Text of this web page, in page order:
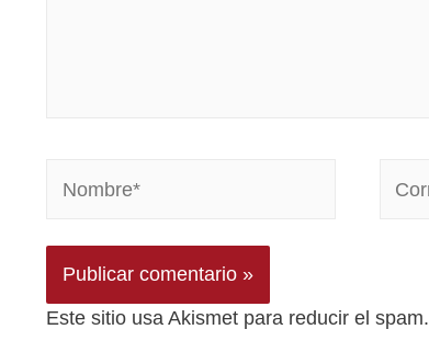
Este sitio usa Akismet para reducir el spam.